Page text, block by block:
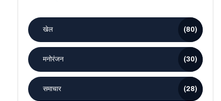
खेल (80)
मनोरंजन (30)
समाचार (28)